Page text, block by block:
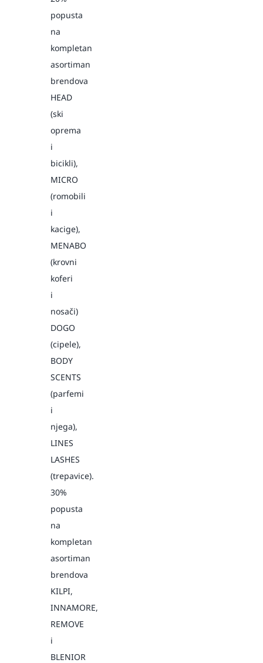
popusta
na
kompletan
asortiman
brendova
HEAD
(ski
oprema
i
bicikli),
MICRO
(romobili
i
kacige),
MENABO
(krovni
koferi
i
nosači)
DOGO
(cipele),
BODY
SCENTS
(parfemi
i
njega),
LINES
LASHES
(trepavice).
30%
popusta
na
kompletan
asortiman
brendova
KILPI,
INNAMORE,
REMOVE
i
BLENIOR